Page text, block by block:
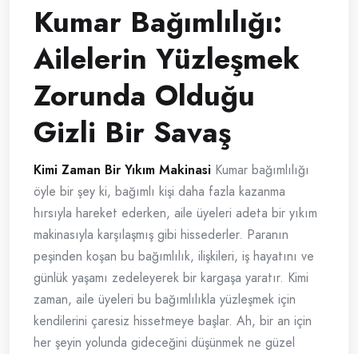
Kumar Bağımlılığı:
Ailelerin Yüzleşmek
Zorunda Olduğu
Gizli Bir Savaş
Kimi Zaman Bir Yıkım Makinasi Kumar bağımlılığı
öyle bir şey ki, bağımlı kişi daha fazla kazanma
hırsıyla hareket ederken, aile üyeleri adeta bir yıkım
makinasıyla karşılaşmış gibi hissederler. Paranın
peşinden koşan bu bağımlılık, ilişkileri, iş hayatını ve
günlük yaşamı zedeleyerek bir kargaşa yaratır. Kimi
zaman, aile üyeleri bu bağımlılıkla yüzleşmek için
kendilerini çaresiz hissetmeye başlar. Ah, bir an için
her şeyin yolunda gideceğini düşünmek ne güzel